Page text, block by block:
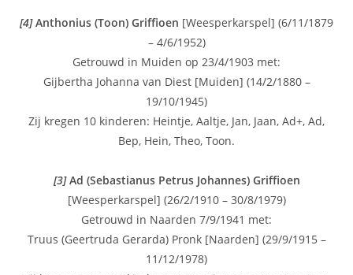
[4]Anthonius (Toon) Griffioen [Weesperkarspel] (6/11/1879
– 4/6/1952)
Getrouwd in Muiden op 23/4/1903 met:
Gijbertha Johanna van Diest [Muiden] (14/2/1880 –
19/10/1945)
Zij kregen 10 kinderen: Heintje, Aaltje, Jan, Jaan, Ad+, Ad,
Bep, Hein, Theo, Toon.
[3]Ad (Sebastianus Petrus Johannes) Griffioen
[Weesperkarspel] (26/2/1910 – 30/8/1979)
Getrouwd in Naarden 7/9/1941 met:
Truus (Geertruda Gerarda) Pronk [Naarden] (29/9/1915 –
11/12/1978)